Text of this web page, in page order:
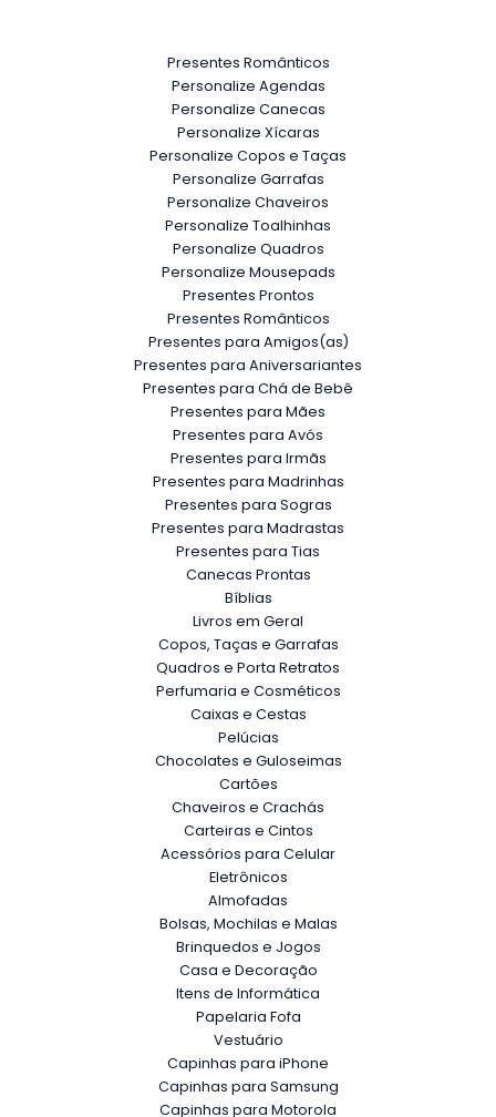
Presentes Românticos
Personalize Agendas
Personalize Canecas
Personalize Xícaras
Personalize Copos e Taças
Personalize Garrafas
Personalize Chaveiros
Personalize Toalhinhas
Personalize Quadros
Personalize Mousepads
Presentes Prontos
Presentes Românticos
Presentes para Amigos(as)
Presentes para Aniversariantes
Presentes para Chá de Bebê
Presentes para Mães
Presentes para Avós
Presentes para Irmãs
Presentes para Madrinhas
Presentes para Sogras
Presentes para Madrastas
Presentes para Tias
Canecas Prontas
Bíblias
Livros em Geral
Copos, Taças e Garrafas
Quadros e Porta Retratos
Perfumaria e Cosméticos
Caixas e Cestas
Pelúcias
Chocolates e Guloseimas
Cartões
Chaveiros e Crachás
Carteiras e Cintos
Acessórios para Celular
Eletrônicos
Almofadas
Bolsas, Mochilas e Malas
Brinquedos e Jogos
Casa e Decoração
Itens de Informática
Papelaria Fofa
Vestuário
Capinhas para iPhone
Capinhas para Samsung
Capinhas para Motorola